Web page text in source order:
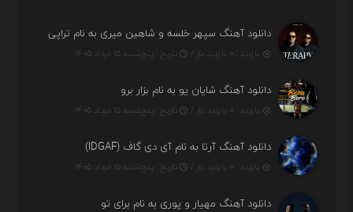
دانلود آهنگ سپهر خلسه و شاهین میری به نام تراپی
بازدید : ۰ بازدید بار / تاریخ : پنج‌شنبه ۱۵ مرداد ۱۴۰۵
دانلود آهنگ شایان یو به نام بزار برو
بازدید : ۰ بازدید بار / تاریخ : پنج‌شنبه ۱۵ مرداد ۱۴۰۵
دانلود آهنگ آرتا به نام آی دی گاف (IDGAF)
بازدید : ۰ بازدید بار / تاریخ : پنج‌شنبه ۱۵ مرداد ۱۴۰۵
دانلود آهنگ مهیار و پوری به نام برای تو